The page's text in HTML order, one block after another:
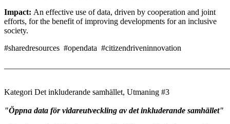
Impact: An effective use of data, driven by cooperation and joint
efforts, for the benefit of improving developments for an inclusive
society.
#sharedresources #opendata #citizendriveninnovation
Kategori Det inkluderande samhället, Utmaning #3
"Öppna data för vidareutveckling av det inkluderande samhället"